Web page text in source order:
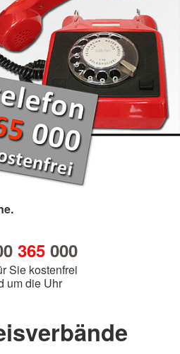
365000
Sie kostenfrei
um die Uhr